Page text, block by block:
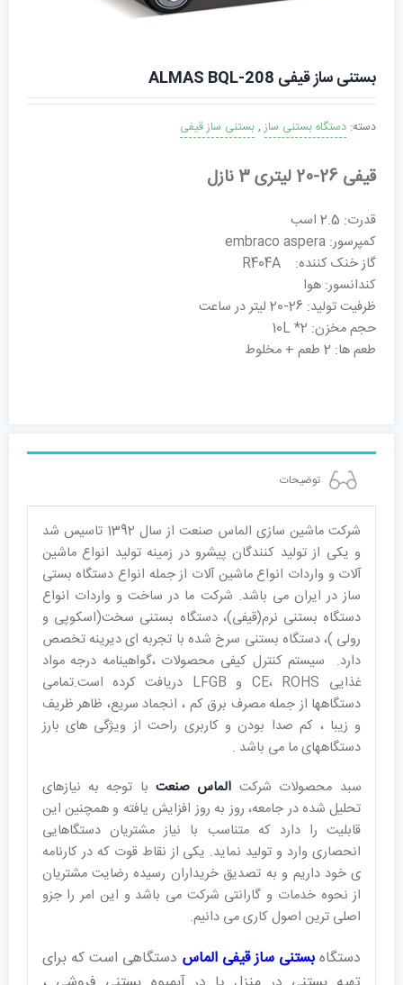
بستنی ساز قیفی ALMAS BQL-208
دسته: دستگاه بستنی ساز ,بستنی ساز قیفی
قیفی 26-20 لیتری 3 نازل
قدرت: 2.5 اسب
کمپرسور: embraco aspera
گاز خنک کننده: R404A
کندانسور: هوا
ظرفیت تولید: 26-20 لیتر در ساعت
حجم مخزن: 10L *2
طعم ها: 2 طعم + مخلوط
توضیحات
شرکت ماشین سازی الماس صنعت از سال 1392 تاسیس شد
و یکی از تولید کنندگان پیشرو در زمینه تولید انواع ماشین
آلات و واردات انواع ماشین آلات از جمله انواع دستگاه بستی
ساز در ایران می باشد. شرکت ما در ساخت و واردات انواع
دستگاه بستنی نرم(قیفی)، دستگاه بستنی سخت(اسکوپی و
رولی )، دستگاه بستنی سرخ شده با تجربه ای دیرینه تخصص
دارد. سیستم کنترل کیفی محصولات ،گواهینامه درجه مواد
غذایی CE، ROHS و LFGB دریافت کرده است.تمامی
دستگاهها از جمله مصرف برق کم ، انجماد سریع، ظاهر ظریف
و زیبا ، کم صدا بودن و کاربری راحت از ویژگی های بارز
دستگاههای ما می باشد .
سبد محصولات شرکت الماس صنعت با توجه به نیازهای
تحلیل شده در جامعه، روز به روز افزایش يافته و همچنین این
قابلیت را دارد که متناسب با نیاز مشتریان دستگاهایی
انحصاری وارد و تولید نماید. یکی از نقاط قوت که در کارنامه
ی خود داریم و به تصدیق خریداران رسیده رضایت مشتریان
از نحوه خدمات و گارانتی شرکت می باشد و این امر را جزو
اصلی ترین اصول کاری می دانیم.
دستگاهبستنی ساز قیفی الماس دستگاهی است که برای